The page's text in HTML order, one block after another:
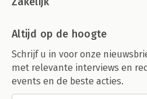
Altijd op de hoogte
Schrijf u in voor onze
met relevante interviews en
events en de beste acties.